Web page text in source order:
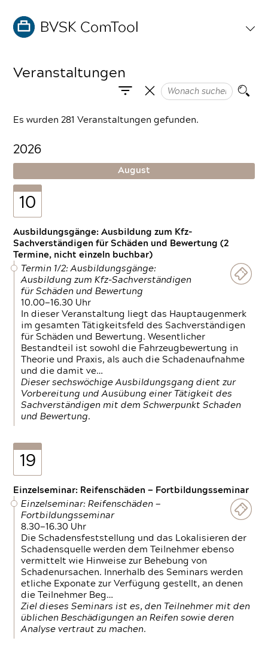
Veranstaltungen
Es wurden 281 Veranstaltungen gefunden.
2026
August
10
Ausbildungsgänge: Ausbildung zum Kfz-
Sachverständigen für Schäden und Bewertung (2
Termine, nicht einzeln buchbar)
Termin 1/2: Ausbildungsgänge:
Ausbildung zum Kfz-Sachverständigen
für Schäden und Bewertung
10.00—16.30 Uhr
In dieser Veranstaltung liegt das Hauptaugenmerk
im gesamten Tätigkeitsfeld des Sachverständigen
für Schäden und Bewertung. Wesentlicher
Bestandteil ist sowohl die Fahrzeugbewertung in
Theorie und Praxis, als auch die Schadenaufnahme
und die damit ve…
Dieser sechswöchige Ausbildungsgang dient zur
Vorbereitung und Ausübung einer Tätigkeit des
Sachverständigen mit dem Schwerpunkt Schaden
und Bewertung.
19
Einzelseminar: Reifenschäden — Fortbildungsseminar
Einzelseminar: Reifenschäden —
Fortbildungsseminar
8.30—16.30 Uhr
Die Schadensfeststellung und das Lokalisieren der
Schadensquelle werden dem Teilnehmer ebenso
vermittelt wie Hinweise zur Behebung von
Schadenursachen. Innerhalb des Seminars werden
etliche Exponate zur Verfügung gestellt, an denen
die Teilnehmer Beg…
Ziel dieses Seminars ist es, den Teilnehmer mit den
üblichen Beschädigungen an Reifen sowie deren
Analyse vertraut zu machen.